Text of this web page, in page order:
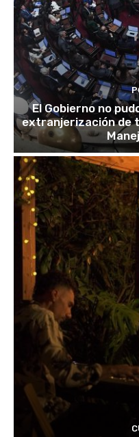
El Gobierno no
extranjerización de